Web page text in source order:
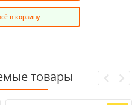
в корзину
товары